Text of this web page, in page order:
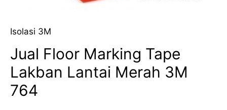
Isolasi 3M
Jual Floor Marking Tape
Lakban Lantai Merah 3M
764